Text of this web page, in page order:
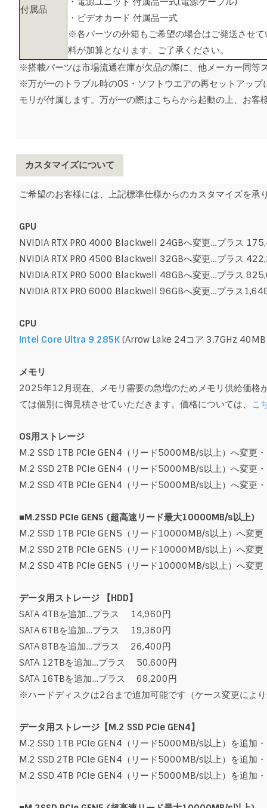
付属品
・ビデオカード 付属品一式
※各パーツの外箱もご希望の場合はご発送させ
料が加算となります。ご了承ください。
※搭載パーツは市場流通在庫が欠品の際に、他メーカー同等
※万が一のトラブル時のOS・ソフトウエアの再セットアッ
モリが付属します。万が一の際はこちらから起動の上、お
カスタマイズについて
ご希望のお客様には、上記標準仕様からのカスタマイズを
GPU
NVIDIA RTX PRO 4000 Blackwell 24GBへ変更…プラス
NVIDIA RTX PRO 4500 Blackwell 32GBへ変更…プラス
NVIDIA RTX PRO 5000 Blackwell 48GBへ変更…プラス
NVIDIA RTX PRO 6000 Blackwell 96GBへ変更…プラス
CPU
Intel Core Ultra 9 285K (Arrow Lake 24コア 3.7GHz
メモリ
2025年12月現在、メモリ需要の急増のためメモリ供給価格
ては個別に御見積させていただきます。価格については、 こ
OS用ストレージ
M.2 SSD 1TB PCIe GEN4（リード5000MB/s以上）へ変更
M.2 SSD 2TB PCIe GEN4（リード5000MB/s以上）へ変更
M.2 SSD 4TB PCIe GEN4（リード5000MB/s以上）へ変更
■M.2SSD PCIe GEN5 (超高速リード最大10000MB/s以上)
M.2 SSD 1TB PCIe GEN5（リード10000MB/s以上）へ変
M.2 SSD 2TB PCIe GEN5（リード10000MB/s以上）へ変
M.2 SSD 4TB PCIe GEN5（リード10000MB/s以上）へ変
データ用ストレージ 【HDD】
SATA 4TBを追加…プラス 14,960円
SATA 6TBを追加…プラス 19,360円
SATA 8TBを追加…プラス 26,400円
SATA 12TBを追加…プラス 50,600円
SATA 16TBを追加…プラス 68,200円
※ハードディスクは2台まで追加可能です（ケース変更によ
データ用ストレージ【M.2 SSD PCIe GEN4】
M.2 SSD 1TB PCIe GEN4（リード5000MB/s以上）を追加
M.2 SSD 2TB PCIe GEN4（リード5000MB/s以上）を追加
M.2 SSD 4TB PCIe GEN4（リード5000MB/s以上）を追加